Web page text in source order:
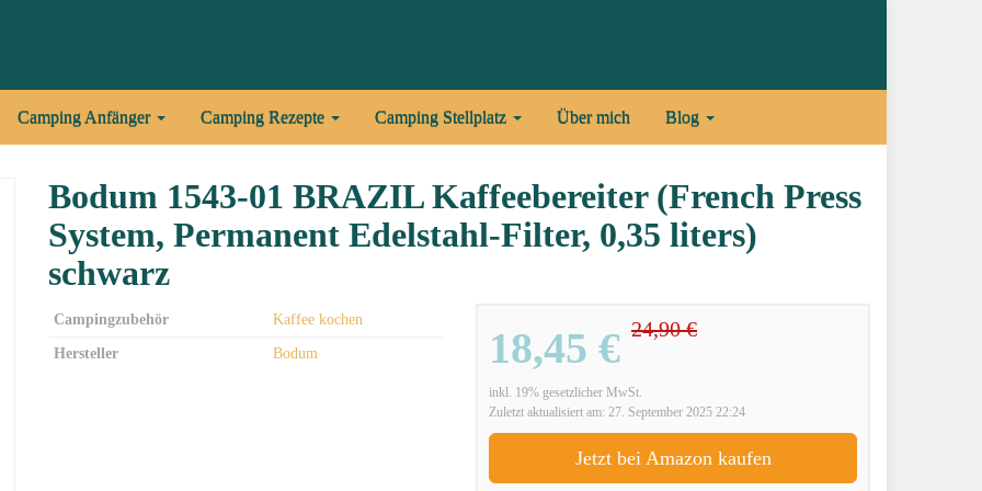
Camping Anfänger Camping Rezepte Camping Stellplatz Über mich Blog
Bodum 1543-01 BRAZIL Kaffeebereiter (French Press
System, Permanent Edelstahl-Filter, 0,35 liters)
schwarz
18,45 € 24,90 €
inkl. 19% gesetzlicher MwSt.
Zuletzt aktualisiert am: 27. September 2025 22:24
Jetzt bei Amazon kaufen
Campingzubehör Kaffee kochen
Hersteller Bodum